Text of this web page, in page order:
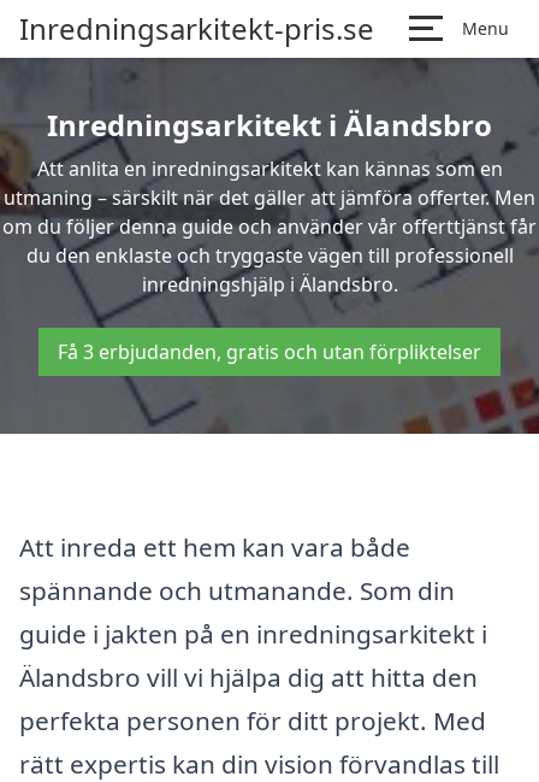
Inredningsarkitekt-pris.se Menu
Inredningsarkitekt i Älandsbro
Att anlita en inredningsarkitekt kan kännas som en
utmaning – särskilt när det gäller att jämföra offerter. Men
om du följer denna guide och använder vår offerttjänst får
du den enklaste och tryggaste vägen till professionell
inredningshjälp i Älandsbro.
Få 3 erbjudanden, gratis och utan förpliktelser
Att inreda ett hem kan vara både
spännande och utmanande. Som din
guide i jakten på en inredningsarkitekt i
Älandsbro vill vi hjälpa dig att hitta den
perfekta personen för ditt projekt. Med
rätt expertis kan din vision förvandlas till